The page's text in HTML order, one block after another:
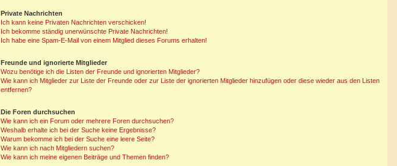
Private Nachrichten
Ich kann keine Privaten Nachrichten verschicken!
Ich bekomme ständig unerwünschte Private Nachrichten!
Ich habe eine Spam-E-Mail von einem Mitglied dieses Forums erhalten!
Freunde und ignorierte Mitglieder
Wozu benötige ich die Listen der Freunde und ignorierten Mitglieder?
Wie kann ich Mitglieder zur Liste der Freunde oder zur Liste der ignorierten Mitglieder hinzufügen oder diese wieder aus den Listen
entfernen?
Die Foren durchsuchen
Wie kann ich ein Forum oder mehrere Foren durchsuchen?
Weshalb erhalte ich bei der Suche keine Ergebnisse?
Warum bekomme ich bei der Suche eine leere Seite?
Wie kann ich nach Mitgliedern suchen?
Wie kann ich meine eigenen Beiträge und Themen finden?